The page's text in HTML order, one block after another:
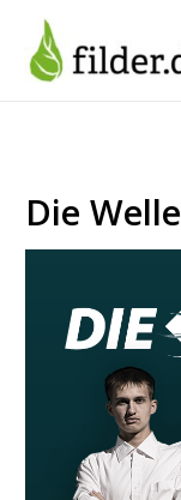
Inhalt
springen
Die Welle